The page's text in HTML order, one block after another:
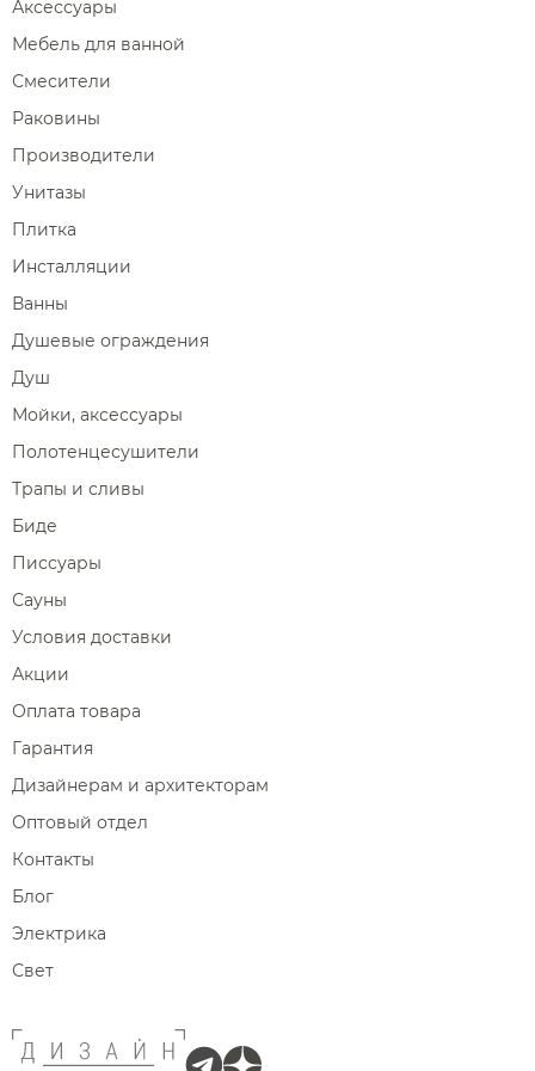
Аксессуары
Мебель для ванной
Смесители
Раковины
Производители
Унитазы
Плитка
Инсталляции
Ванны
Душевые ограждения
Душ
Мойки, аксессуары
Полотенцесушители
Трапы и сливы
Биде
Писсуары
Сауны
Условия доставки
Акции
Оплата товара
Гарантия
Дизайнерам и архитекторам
Оптовый отдел
Контакты
Блог
Электрика
Свет